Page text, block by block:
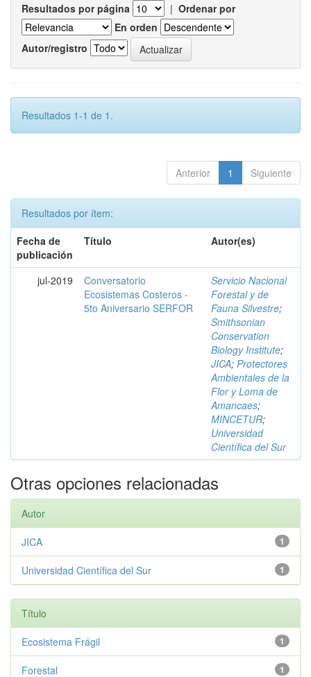
Resultados por página | Ordenar por
En orden
Autor/registro
Resultados 1-1 de 1.
Anterior 1 Siguiente
Resultados por ítem:
Fecha de
publicación
Título Autor(es)
jul-2019
Conversatorio
Ecosistemas Costeros -
5to Aniversario SERFOR
Servicio Nacional
Forestal y de
Fauna Silvestre;
Smithsonian
Conservation
Biology Institute;
JICA; Protectores
Ambientales de la
Flor y Loma de
Amancaes;
MINCETUR;
Universidad
Científica del Sur
Otras opciones relacionadas
Autor
1
JICA
1
Universidad Científica del Sur
Título
1
Ecosistema Frágil
1
Forestal